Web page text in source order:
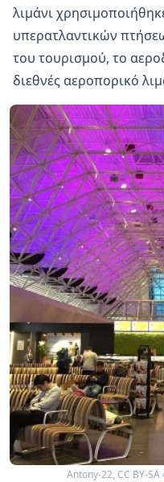
λιμάνι
υπερατλαντικών
του τουρισμού, το
διεθνές αεροπορικό
Antony-22, CC BY-SA